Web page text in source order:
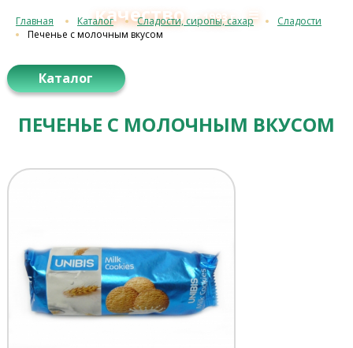
качествос 1993 г.≡
Главная Каталог Сладости, сиропы, сахар
Сладости
Печенье с молочным вкусом
Каталог
ПЕЧЕНЬЕ С МОЛОЧНЫМ ВКУСОМ